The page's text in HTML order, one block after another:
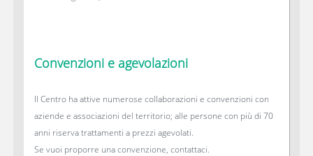
Convenzioni e agevolazioni
Il Centro ha attive numerose collaborazioni e convenzioni con
aziende e associazioni del territorio; alle persone con più di 70
anni riserva trattamenti a prezzi agevolati.
Se vuoi proporre una convenzione, contattaci.